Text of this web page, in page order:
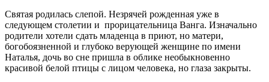
Святая родилась слепой. Незрячей рожденная уже в
следующем столетии и прорицательница Ванга. Изначально
родители хотели сдать младенца в приют, но матери,
богобоязненной и глубоко верующей женщине по имени
Наталья, дочь во сне пришла в облике необыкновенно
красивой белой птицы с лицом человека, но глаза закрыты.